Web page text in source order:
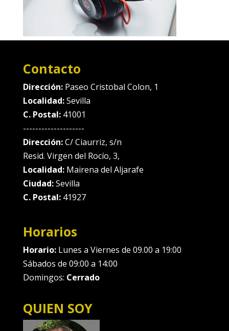
Contacto
Dirección: Paseo Cristobal Colon, 1
Localidad:Sevilla
C. Postal:41001
--------------------
Dirección:C/ Ciaurriz, s/n
Resid. Virgen del Rocío, 3,
Localidad:Mairena del Aljarafe
Ciudad:Sevilla
C. Postal:41927
Horarios
Horario:Lunes a Viernes de 09.00 a 19:00
Sábados de 09:00 a 14:00
Domingos: Cerrado
QUIEN SOY